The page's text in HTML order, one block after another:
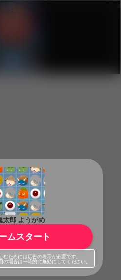
太郎 ようがめ
ムスタート
むためには広告の表示が必要です。
の場合は一時的に無効にしてください。